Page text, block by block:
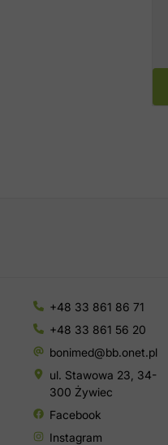
+48 33 861 86 71
+48 33 861 56 20
bonimed@bb.onet.pl
ul. Stawowa 23, 34-
300 Żywiec
Facebook
Instagram